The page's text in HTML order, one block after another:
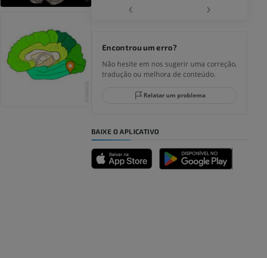
IRM
Artrografia do joelho
Artrografia CT
PREMIUM
‹ ›
Encontrou um erro?
Não hesite em nos sugerir uma correção,
tradução ou melhora de conteúdo.
Relatar um problema
BAIXE O APLICATIVO